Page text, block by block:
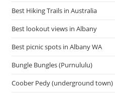
Best Hiking Trails in Australia
Best lookout views in Albany
Best picnic spots in Albany WA
Bungle Bungles (Purnululu)
Coober Pedy (underground town)